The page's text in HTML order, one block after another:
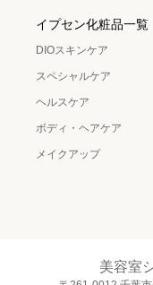
イプセン化粧品一覧
DIOスキンケア
スペシャルケア
ヘルスケア
ボディ・ヘアケア
メイクアップ
美容室